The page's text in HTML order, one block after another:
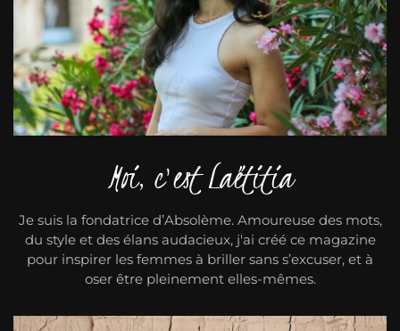
Moi, c'est Laëtitia
Je suis la fondatrice d’Absolème. Amoureuse des mots,
du style et des élans audacieux, j'ai créé ce magazine
pour inspirer les femmes à briller sans s’excuser, et à
oser être pleinement elles-mêmes.